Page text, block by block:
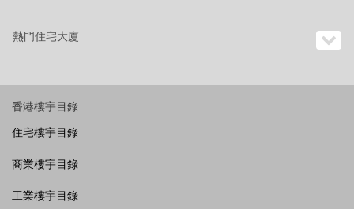
熱門住宅大廈
香港樓宇目錄
住宅樓宇目錄
商業樓宇目錄
工業樓宇目錄